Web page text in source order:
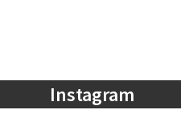
Instagram